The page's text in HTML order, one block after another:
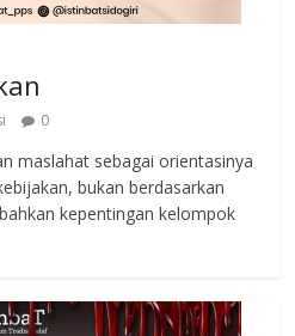
0
maslahat sebagai orientasinya
bukan berdasarkan
kepentingan kelompok